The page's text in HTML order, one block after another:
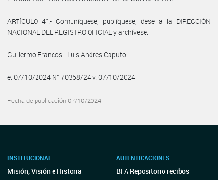
ARTÍCULO 4°.- Comuníquese, publíquese, dese a la DIRECCIÓN
NACIONAL DEL REGISTRO OFICIAL y archívese.
Guillermo Francos - Luis Andres Caputo
e. 07/10/2024 N° 70358/24 v. 07/10/2024
Fecha de publicación 07/10/2024
INSTITUCIONAL
Misión, Visión e Historia
AUTENTICACIONES
BFA Repositorio recibos